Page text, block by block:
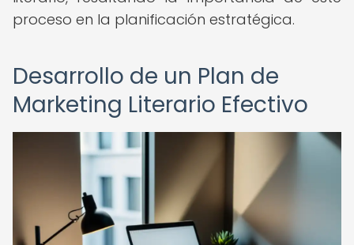
proceso en la planificación estratégica.
Desarrollo de un Plan de
Marketing Literario Efectivo